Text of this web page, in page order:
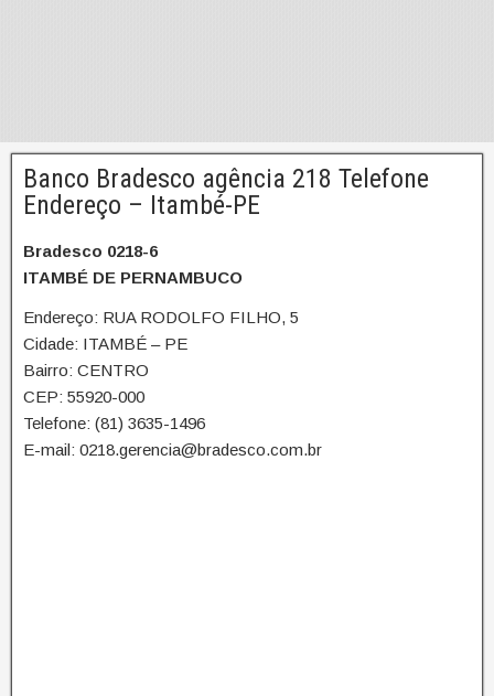
Banco Bradesco agência 218 Telefone
Endereço – Itambé-PE
Bradesco 0218-6
ITAMBÉ DE PERNAMBUCO
Endereço: RUA RODOLFO FILHO, 5
Cidade: ITAMBÉ – PE
Bairro: CENTRO
CEP: 55920-000
Telefone: (81) 3635-1496
E-mail: 0218.gerencia@bradesco.com.br